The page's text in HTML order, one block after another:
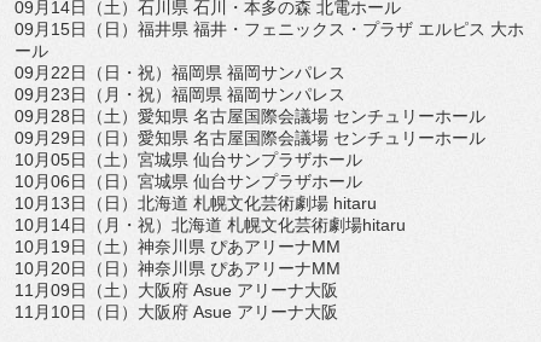
09月14日（土）石川県 石川・本多の森 北電ホール
09月15日（日）福井県 福井・フェニックス・プラザ エルピス 大ホ
ール
09月22日（日・祝）福岡県 福岡サンパレス
09月23日（月・祝）福岡県 福岡サンパレス
09月28日（土）愛知県 名古屋国際会議場 センチュリーホール
09月29日（日）愛知県 名古屋国際会議場 センチュリーホール
10月05日（土）宮城県 仙台サンプラザホール
10月06日（日）宮城県 仙台サンプラザホール
10月13日（日）北海道 札幌文化芸術劇場 hitaru
10月14日（月・祝）北海道 札幌文化芸術劇場hitaru
10月19日（土）神奈川県 ぴあアリーナMM
10月20日（日）神奈川県 ぴあアリーナMM
11月09日（土）大阪府 Asue アリーナ大阪
11月10日（日）大阪府 Asue アリーナ大阪